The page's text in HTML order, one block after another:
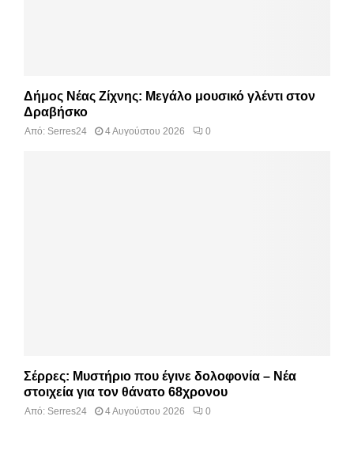
Δήμος Νέας Ζίχνης: Μεγάλο μουσικό γλέντι στον
Δραβήσκο
Από: Serres24 4 Αυγούστου 2026 0
Σέρρες: Μυστήριο που έγινε δολοφονία – Νέα
στοιχεία για τον θάνατο 68χρονου
Από: Serres24 4 Αυγούστου 2026 0